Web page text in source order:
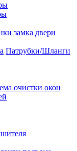
замка двери
Патрубки/Шланги
очистки окон